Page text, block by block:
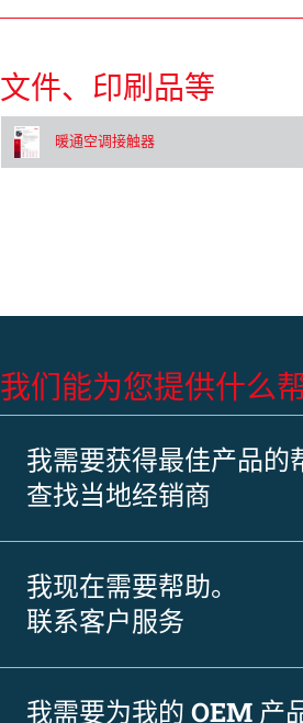
文件、印刷品等
暖通空调接触器
我们能为您提供什么帮
我需要获得最佳产品的
查找当地经销商
我现在需要帮助。
联系客户服务
我需要为我的 OEM 产